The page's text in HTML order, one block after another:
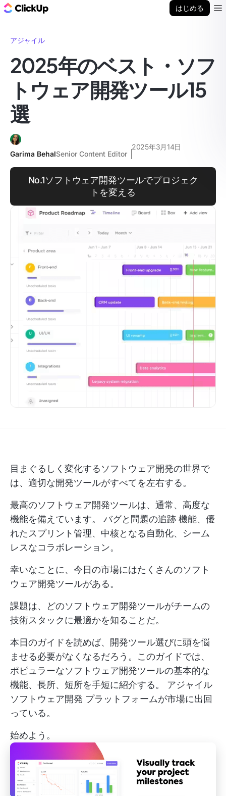
はじめる
アジャイル
2025年のベスト・ソフ
トウェア開発ツール15
選
Garima BehalSenior Content Editor
2025年3月14日
No.1ソフトウェア開発ツールでプロジェク
トを変える
目まぐるしく変化するソフトウェア開発の世界で
は、適切な開発ツールがすべてを左右する。
最高のソフトウェア開発ツールは、通常、高度な
機能を備えています。 バグと問題の追跡 機能、優
れたスプリント管理、中核となる自動化、シーム
レスなコラボレーション。
幸いなことに、今日の市場にはたくさんのソフト
ウェア開発ツールがある。
課題は、どのソフトウェア開発ツールがチームの
技術スタックに最適かを知ることだ。
本日のガイドを読めば、開発ツール選びに頭を悩
ませる必要がなくなるだろう。このガイドでは、
ポピュラーなソフトウェア開発ツールの基本的な
機能、長所、短所を手短に紹介する。 アジャイル
ソフトウェア開発 プラットフォームが市場に出回
っている。
始めよう。